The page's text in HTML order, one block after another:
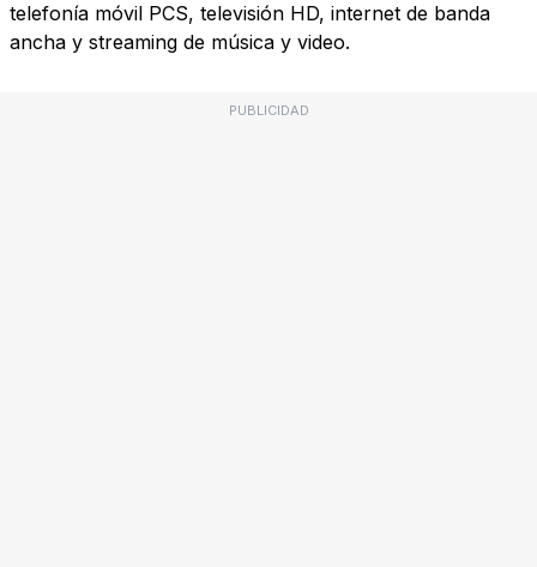
telefonía móvil PCS, televisión HD, internet de banda
ancha y streaming de música y video.
PUBLICIDAD